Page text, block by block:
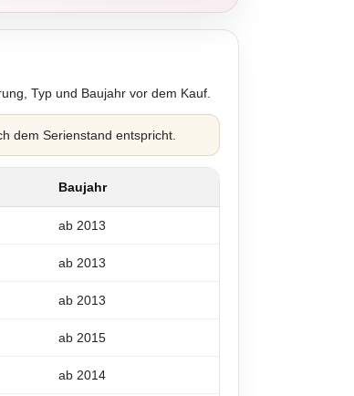
Typ und Baujahr vor dem Kauf.
dem Serienstand entspricht.
Baujahr
ab 2013
ab 2013
ab 2013
ab 2015
ab 2014